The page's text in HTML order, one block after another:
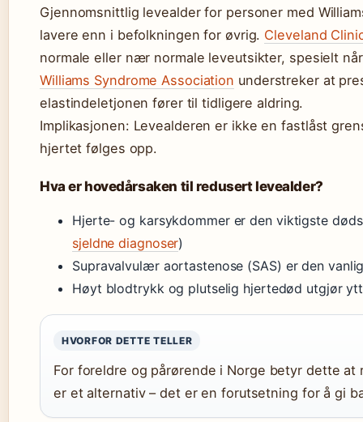
Gjennomsnittlig levealder for personer med
lavere enn i befolkningen for øvrig. Cleveland
normale eller nær normale leveutsikter, spesielt
Williams Syndrome Association understreker at
elastindeletjonen fører til tidligere aldring.
Implikasjonen: Levealderen er ikke en fastlåst
hjertet følges opp.
Hva er hovedårsaken til redusert levealder?
Hjerte- og karsykdommer er den viktigste
sjeldne diagnoser)
Supravalvulær aortastenose (SAS) er den
Høyt blodtrykk og plutselig hjertedød utgjør
HVORFOR DETTE TELLER
For foreldre og pårørende i Norge betyr dette
er et alternativ – det er en forutsetning for å gi